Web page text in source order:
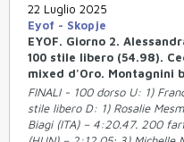
22 Luglio 2025
Eyof - Skopje
EYOF. Giorno 2.
100 stile libero (54.98).
mixed d'Oro. Montagnini
FINALI - 100 dorso U: 1)
stile libero D: 1) Rosalie
Biagi (ITA) – 4:20.47. 200